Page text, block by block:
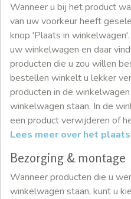
Wanneer u bij het product
van uw voorkeur heeft
knop 'Plaats in
uw winkelwagen en daar
producten die u zou willen
bestellen winkelt u lekker
producten in de
winkelwagen staan. In de
een product verwijderen of
Lees meer over het
Bezorging & montage
Wanneer producten die u
winkelwagen staan, kunt u